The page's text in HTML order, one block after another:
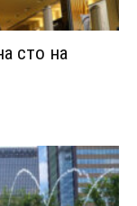
сто на